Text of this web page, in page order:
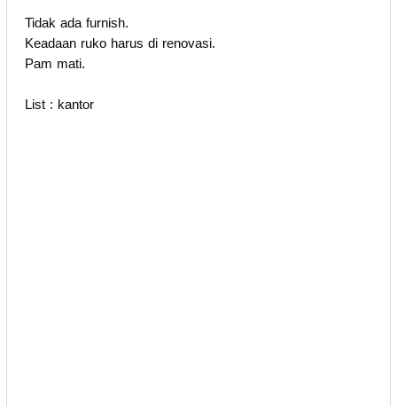
Tidak ada furnish.
Keadaan ruko harus di renovasi.
Pam mati.
List : kantor